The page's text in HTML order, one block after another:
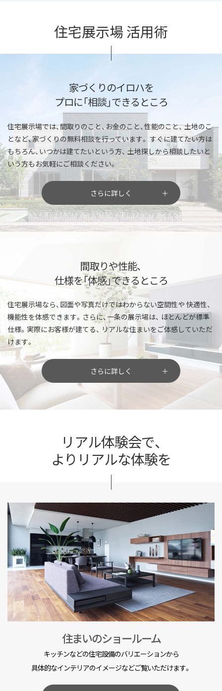
住宅展示場 活用術
家づくりのイロハを
プロに「相談」できるところ
住宅展示場では、間取りのこと、お金のこと、性能のこと、土地のこ
となど、家づくりの無料相談を行っています。 すぐに建てたい方は
もちろん、いつかは建てたいという方、 土地探しから相談したいと
いう方もお気軽にご相談ください。
さらに詳しく
間取りや性能、
仕様を「体感」できるところ
住宅展示場なら、図面や写真だけではわからない空間性や 快適性、
機能性を体感できます。さらに、一条の展示場は、 ほとんどが標準
仕様。実際にお客様が建てる、 リアルな住まいをご体感していただ
けます。
さらに詳しく
リアル体験会で、
よりリアルな体験を
住まいのショールーム
キッチンなどの住宅設備のバリエーションから
具体的なインテリアのイメージなどご覧いただけます。